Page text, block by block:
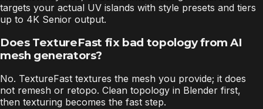
targets your actual UV islands with style presets and tiers
up to 4K Senior output.
Does TextureFast fix bad topology from AI
mesh generators?
No. TextureFast textures the mesh you provide; it does
not remesh or retopo. Clean topology in Blender first,
then texturing becomes the fast step.